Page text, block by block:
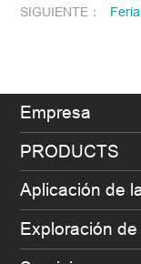
SIGUIENTE：
Feria de
Empresa
PRODUCTS
Aplicación de
Exploración